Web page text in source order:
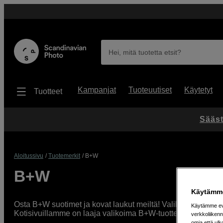
Hei, mitä tuotetta etsit?
Tuotteet Kampanjat Tuoteuutiset Käytetyt
Aloitussivu Tuotemerkit B+W
B+W
Osta B+W suotimet ja kovat laukut meiltä!
Kotisivuillamme on laaja valikoima B+W-tuotteita sekä
Käytämme